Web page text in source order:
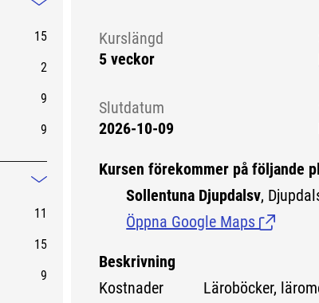
15
2
9
9
Mindre information
11
15
9
Kurslängd
5 veckor
Slutdatum
2026-10-09
Kursen förekommer på följande
Sollentuna Djupdalsv,
Öppna Google Maps(Länk till
Beskrivning
Kostnader Läroböcker,